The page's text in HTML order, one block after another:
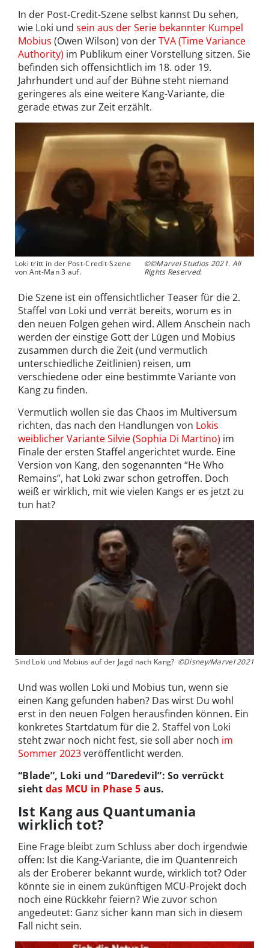
In der Post-Credit-Szene selbst kannst Du sehen,
wie Loki und sein aus der Serie bekannter Kumpel
Mobius (Owen Wilson) von derTVA (Time Variance
Authority) im Publikum einer Vorstellung sitzen. Sie
befinden sich offensichtlich im 18. oder 19.
Jahrhundert und auf der Bühne steht niemand
geringeres als eine weitere Kang-Variante, die
gerade etwas zur Zeit erzählt.
Loki tritt in der Post-Credit-Szene
von Ant-Man 3 auf.
©©Marvel Studios 2021. All
Rights Reserved.
Die Szene ist ein offensichtlicher Teaser für die 2.
Staffel von Loki und verrät bereits, worum es in
den neuen Folgen gehen wird. Allem Anschein nach
werden der einstige Gott der Lügen und Mobius
zusammen durch die Zeit (und vermutlich
unterschiedliche Zeitlinien) reisen, um
verschiedene oder eine bestimmte Variante von
Kang zu finden.
Vermutlich wollen sie das Chaos im Multiversum
richten, das nach den Handlungen von Lokis
weiblicher Variante Silvie (Sophia Di Martino) im
Finale der ersten Staffel angerichtet wurde. Eine
Version von Kang, den sogenannten “He Who
Remains”, hat Loki zwar schon getroffen. Doch
weiß er wirklich, mit wie vielen Kangs er es jetzt zu
tun hat?
Sind Loki und Mobius auf der Jagd nach Kang? ©Disney/Marvel 2021
Und was wollen Loki und Mobius tun, wenn sie
einen Kang gefunden haben? Das wirst Du wohl
erst in den neuen Folgen herausfinden können. Ein
konkretes Startdatum für die 2. Staffel von Loki
steht zwar noch nicht fest, sie soll aber noch im
Sommer 2023veröffentlicht werden.
“Blade”, Loki und “Daredevil”: So verrückt
sieht das MCU in Phase 5 aus.
Ist Kang aus Quantumania
wirklich tot?
Eine Frage bleibt zum Schluss aber doch irgendwie
offen: Ist die Kang-Variante, die im Quantenreich
als der Eroberer bekannt wurde, wirklich tot? Oder
könnte sie in einem zukünftigen MCU-Projekt doch
noch eine Rückkehr feiern? Wie zuvor schon
angedeutet: Ganz sicher kann man sich in diesem
Fall nicht sein.